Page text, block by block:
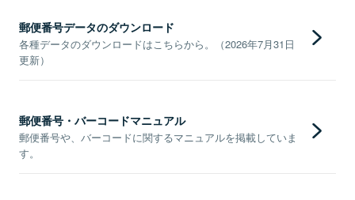
郵便番号データのダウンロード
各種データのダウンロードはこちらから。（2026年7月31日
更新）
郵便番号・バーコードマニュアル
郵便番号や、バーコードに関するマニュアルを掲載していま
す。